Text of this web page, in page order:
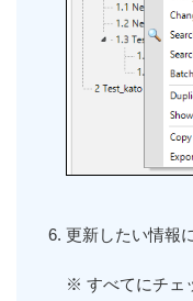
更新したい情報
※ すべてにチェ